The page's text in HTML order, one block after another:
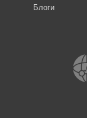
Блоги